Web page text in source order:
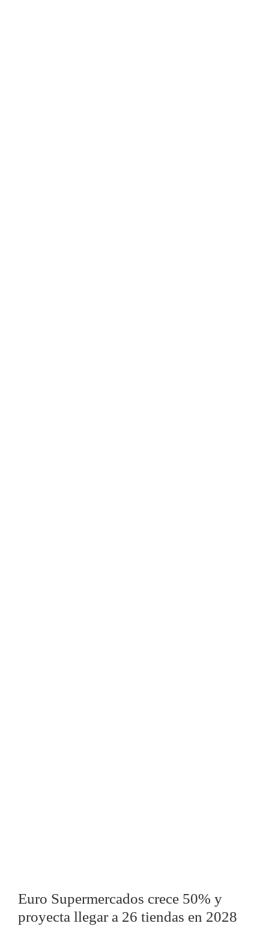
Euro Supermercados crece 50% y
proyecta llegar a 26 tiendas en 2028